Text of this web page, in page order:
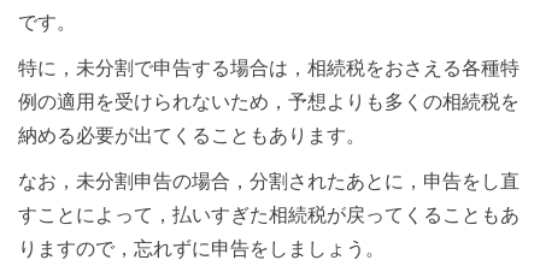
です。
特に，未分割で申告する場合は，相続税をおさえる各種特
例の適用を受けられないため，予想よりも多くの相続税を
納める必要が出てくることもあります。
なお，未分割申告の場合，分割されたあとに，申告をし直
すことによって，払いすぎた相続税が戻ってくることもあ
りますので，忘れずに申告をしましょう。